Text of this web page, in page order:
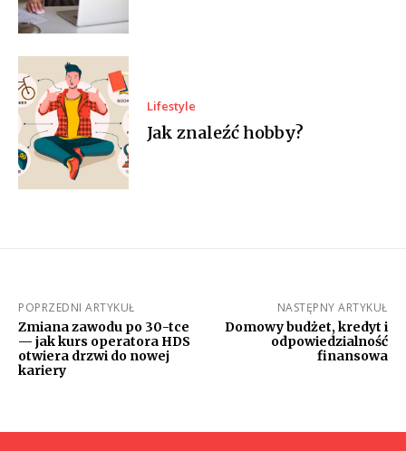
Lifestyle
Jak znaleźć hobby?
POPRZEDNI ARTYKUŁ
Zmiana zawodu po 30-tce
— jak kurs operatora HDS
otwiera drzwi do nowej
kariery
NASTĘPNY ARTYKUŁ
Domowy budżet, kredyt i
odpowiedzialność
finansowa